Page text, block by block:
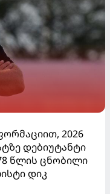
2026
დებიუტანტი
წლის ცნობილი
დიკ